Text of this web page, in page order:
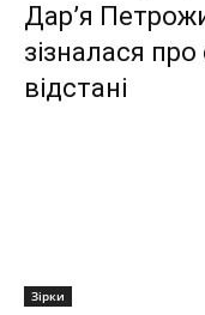
Дар’я
зізналася
відстані
Зірки